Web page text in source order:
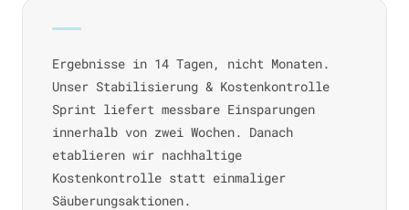
Ergebnisse in 14 Tagen, nicht Monaten.
Unser Stabilisierung & Kostenkontrolle
Sprint liefert messbare Einsparungen
innerhalb von zwei Wochen. Danach
etablieren wir nachhaltige
Kostenkontrolle statt einmaliger
Säuberungsaktionen.